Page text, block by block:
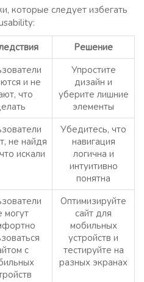
которые следует избегать
Решение
и не
что
Упростите
дизайн и
уберите лишние
элементы
не найдя
искали
Убедитесь, что
навигация
логична и
интуитивно
понятна
могут
с
Оптимизируйте
сайт для
мобильных
устройств и
тестируйте на
разных экранах